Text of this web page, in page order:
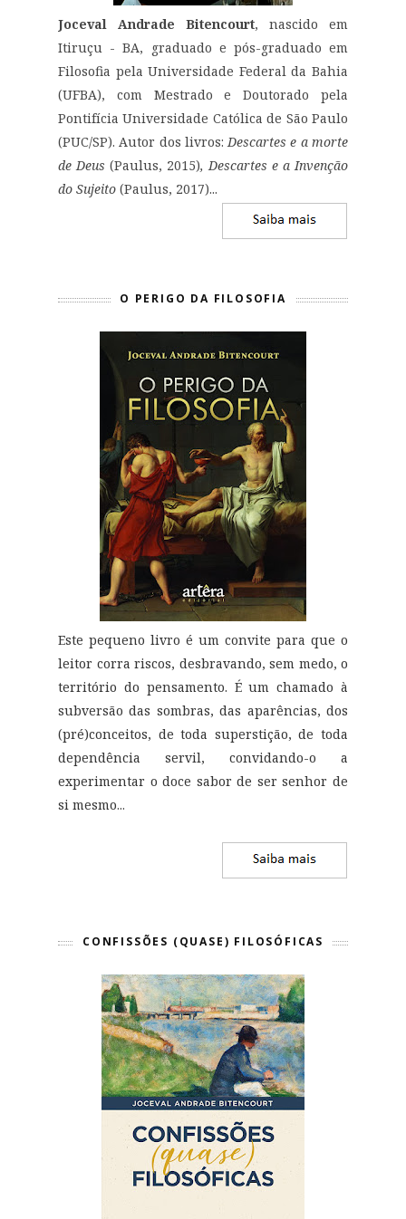
Joceval Andrade Bitencourt, nascido em
Itiruçu - BA, graduado e pós-graduado em
Filosofia pela Universidade Federal da Bahia
(UFBA), com Mestrado e Doutorado pela
Pontifícia Universidade Católica de São Paulo
(PUC/SP). Autor dos livros: Descartes e a morte
de Deus (Paulus, 2015), Descartes e a Invenção
do Sujeito (Paulus, 2017)...
O PERIGO DA FILOSOFIA
Este pequeno livro é um convite para que o
leitor corra riscos, desbravando, sem medo, o
território do pensamento. É um chamado à
subversão das sombras, das aparências, dos
(pré)conceitos, de toda superstição, de toda
dependência servil, convidando-o a
experimentar o doce sabor de ser senhor de
si mesmo...
CONFISSÕES (QUASE) FILOSÓFICAS